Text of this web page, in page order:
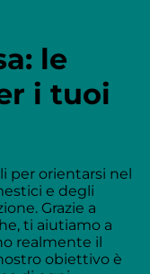
le
i tuoi
per orientarsi nel
e degli
Grazie a
ti aiutiamo a
realmente il
obiettivo è